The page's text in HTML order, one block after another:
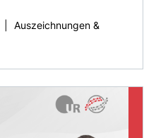
Auszeichnungen &